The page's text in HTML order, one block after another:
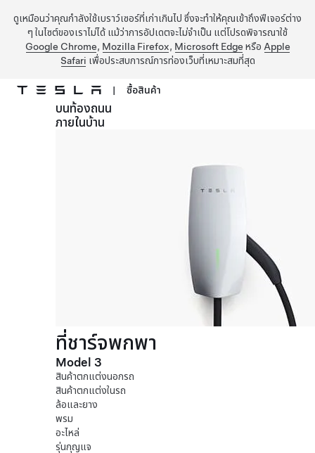
ดูเหมือนว่าคุณกำลังใช้เบราว์เซอร์ที่เก่าเกินไป ซึ่งจะทำให้คุณเข้าถึงฟีเจอร์ต่าง
ๆ ในไซต์ของเราไม่ได้ แม้ว่าการอัปเดตจะไม่จำเป็น แต่โปรดพิจารณาใช้
Google Chrome, Mozilla Firefox, Microsoft Edge หรือ Apple
Safari เพื่อประสบการณ์การท่องเว็บที่เหมาะสมที่สุด
ข้ามไปที่เนื้อหาหลัก
| ซื้อสินค้า
บนท้องถนน
ภายในบ้าน
ที่ชาร์จพกพา
Model 3
สินค้าตกแต่งนอกรถ
สินค้าตกแต่งในรถ
ล้อและยาง
พรม
อะไหล่
รุ่นกุญแจ